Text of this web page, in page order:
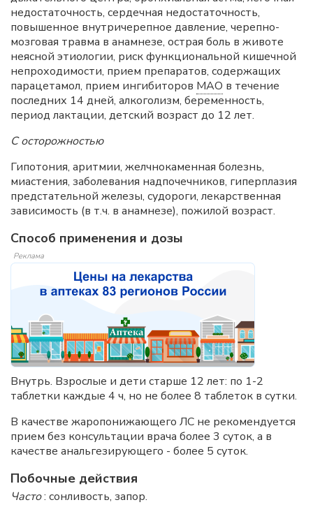
недостаточность, сердечная недостаточность,
повышенное внутричерепное давление, черепно-
мозговая травма в анамнезе, острая боль в животе
неясной этиологии, риск функциональной кишечной
непроходимости, прием препаратов, содержащих
парацетамол, прием ингибиторов МАО в течение
последних 14 дней, алкоголизм, беременность,
период лактации, детский возраст до 12 лет.
С осторожностью
Гипотония, аритмии, желчнокаменная болезнь,
миастения, заболевания надпочечников, гиперплазия
предстательной железы, судороги, лекарственная
зависимость (в т.ч. в анамнезе), пожилой возраст.
Способ применения и дозы
Реклама
Внутрь. Взрослые и дети старше 12 лет: по 1-2
таблетки каждые 4 ч, но не более 8 таблеток в сутки.
В качестве жаропонижающего ЛС не рекомендуется
прием без консультации врача более 3 суток, а в
качестве анальгезирующего - более 5 суток.
Побочные действия
Часто: сонливость, запор.